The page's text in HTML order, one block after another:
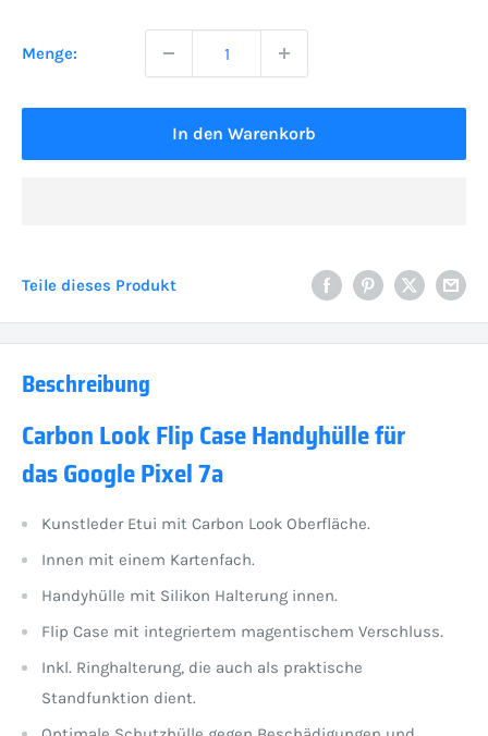
Menge:
In den Warenkorb
Teile dieses Produkt
Beschreibung
Carbon Look Flip Case Handyhülle für
das Google Pixel 7a
Kunstleder Etui mit Carbon Look Oberfläche.
Innen mit einem Kartenfach.
Handyhülle mit Silikon Halterung innen.
Flip Case mit integriertem magentischem Verschluss.
Inkl. Ringhalterung, die auch als praktische
Standfunktion dient.